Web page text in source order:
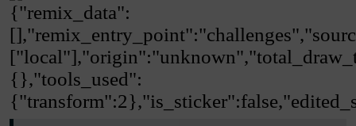
{"remix_data":
{},"tools_used":